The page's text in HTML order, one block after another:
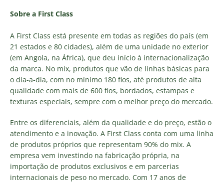
Sobre a First Class
A First Class está presente em todas as regiões do país (em
21 estados e 80 cidades), além de uma unidade no exterior
(em Angola, na África), que deu início à internacionalização
da marca. No mix, produtos que vão de linhas básicas para
o dia-a-dia, com no mínimo 180 fios, até produtos de alta
qualidade com mais de 600 fios, bordados, estampas e
texturas especiais, sempre com o melhor preço do mercado.
Entre os diferenciais, além da qualidade e do preço, estão o
atendimento e a inovação. A First Class conta com uma linha
de produtos próprios que representam 90% do mix. A
empresa vem investindo na fabricação própria, na
importação de produtos exclusivos e em parcerias
internacionais de peso no mercado. Com 17 anos de